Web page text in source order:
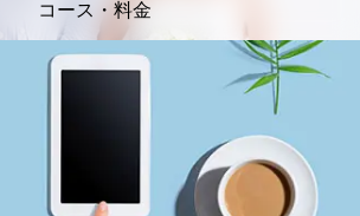
コース・料金